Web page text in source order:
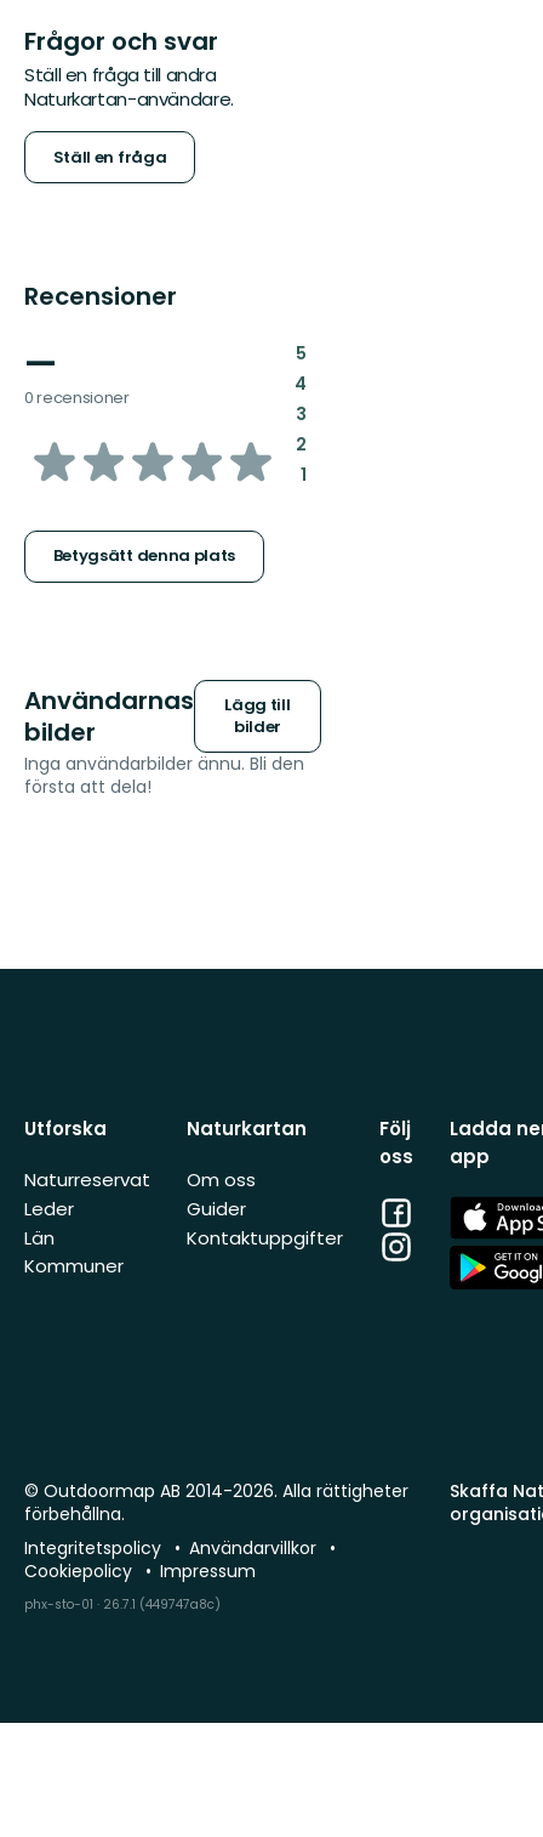
Frågor och svar
Ställ en fråga till andra
Naturkartan-användare.
Ställ en fråga
Recensioner
—
0 recensioner
av
stjärnor
Betygsätt denna plats
5:
4:
3:
2:
1:
Användarnas
bilder
Lägg till
bilder
Inga användarbilder ännu. Bli den
första att dela!
Utforska
Naturreservat
Leder
Län
Kommuner
Naturkartan
Om oss
Guider
Kontaktuppgifter
Följ
oss
Facebook
Instagram
Ladda
app
App
Store
App
Store
Skaffa
© Outdoormap AB 2014-2026. Alla rättigheter
förbehållna.
Integritetspolicy
Användarvillkor
Cookiepolicy
Impressum
phx-sto-01 · 26.7.1 (449747a8c)